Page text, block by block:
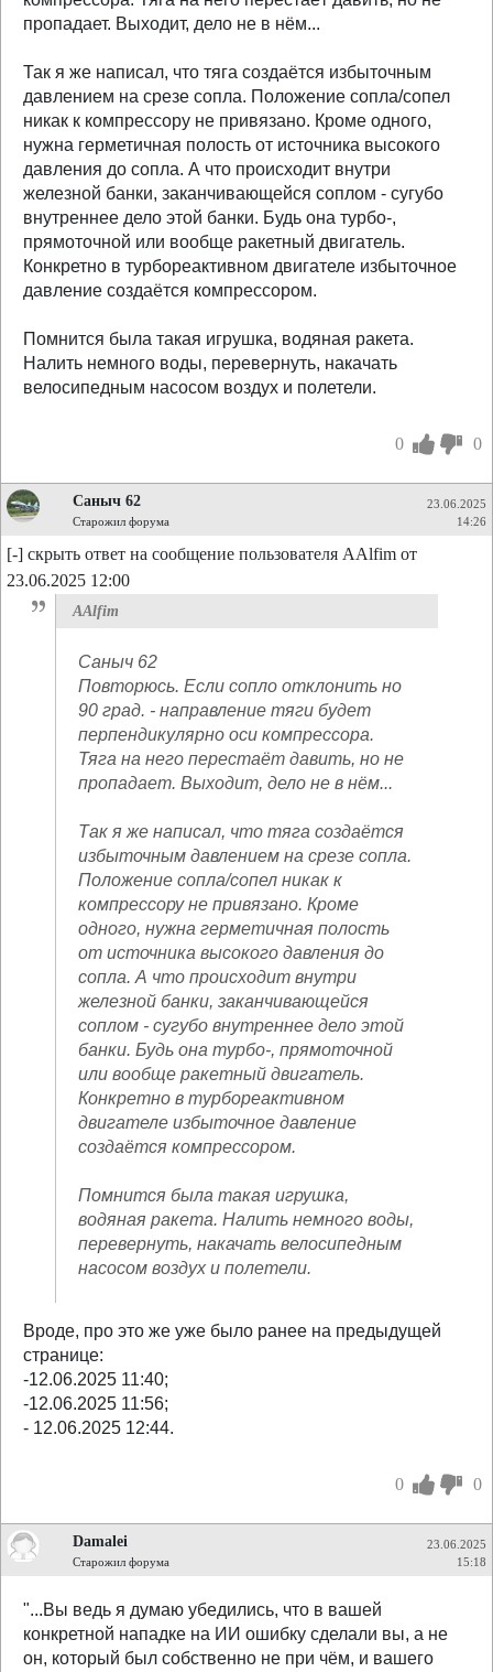
пропадает. Выходит, дело не в нём...
Так я же написал, что тяга создаётся избыточным
давлением на срезе сопла. Положение сопла/сопел
никак к компрессору не привязано. Кроме одного,
нужна герметичная полость от источника высокого
давления до сопла. А что происходит внутри
железной банки, заканчивающейся соплом - сугубо
внутреннее дело этой банки. Будь она турбо-,
прямоточной или вообще ракетный двигатель.
Конкретно в турбореактивном двигателе избыточное
давление создаётся компрессором.
Помнится была такая игрушка, водяная ракета.
Налить немного воды, перевернуть, накачать
велосипедным насосом воздух и полетели.
0 0
Саныч 62
Старожил форума
23.06.2025
14:26
[-] скрыть ответ на сообщение пользователя AAlfim от
23.06.2025 12:00
AAlfim
Саныч 62
Повторюсь. Если сопло отклонить но
90 град. - направление тяги будет
перпендикулярно оси компрессора.
Тяга на него перестаёт давить, но не
пропадает. Выходит, дело не в нём...
Так я же написал, что тяга создаётся
избыточным давлением на срезе сопла.
Положение сопла/сопел никак к
компрессору не привязано. Кроме
одного, нужна герметичная полость
от источника высокого давления до
сопла. А что происходит внутри
железной банки, заканчивающейся
соплом - сугубо внутреннее дело этой
банки. Будь она турбо-, прямоточной
или вообще ракетный двигатель.
Конкретно в турбореактивном
двигателе избыточное давление
создаётся компрессором.
Помнится была такая игрушка,
водяная ракета. Налить немного воды,
перевернуть, накачать велосипедным
насосом воздух и полетели.
Вроде, про это же уже было ранее на предыдущей
странице:
-12.06.2025 11:40;
-12.06.2025 11:56;
- 12.06.2025 12:44.
0 0
Damalei
Старожил форума
23.06.2025
15:18
"...Вы ведь я думаю убедились, что в вашей
конкретной нападке на ИИ ошибку сделали вы, а не
он, который был собственно не при чём, и вашего